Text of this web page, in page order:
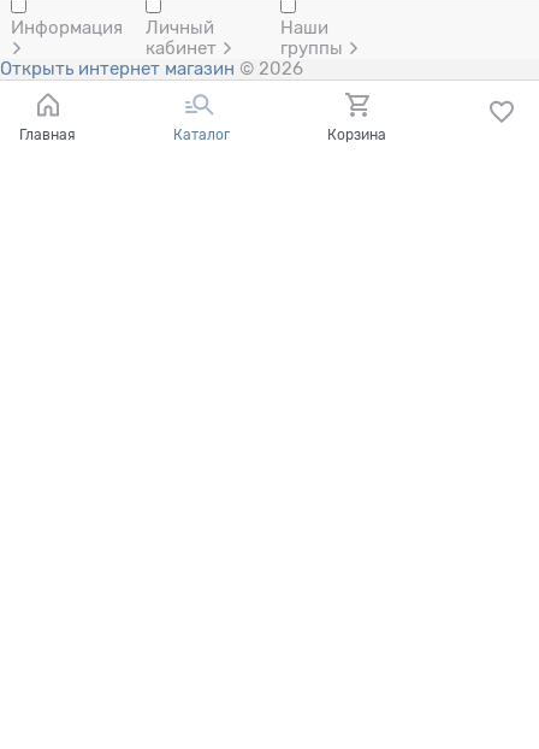
Информация
Личный
кабинет
Наши
группы
Открыть интернет магазин © 2026
Главная Каталог Корзина